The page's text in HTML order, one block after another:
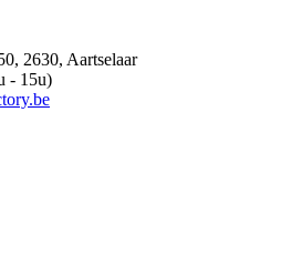
2630, Aartselaar
- 15u)